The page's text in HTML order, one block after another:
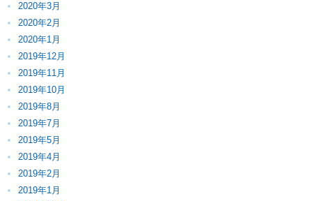
2020年3月
2020年2月
2020年1月
2019年12月
2019年11月
2019年10月
2019年8月
2019年7月
2019年5月
2019年4月
2019年2月
2019年1月